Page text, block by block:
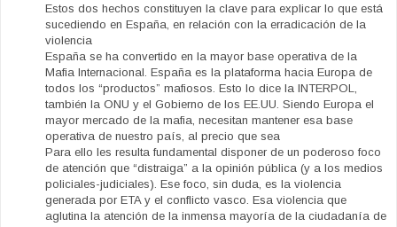
Estos dos hechos constituyen la clave para explicar lo que está
sucediendo en España, en relación con la erradicación de la
violencia
España se ha convertido en la mayor base operativa de la
Mafia Internacional. España es la plataforma hacia Europa de
todos los “productos” mafiosos. Esto lo dice la INTERPOL,
también la ONU y el Gobierno de los EE.UU. Siendo Europa el
mayor mercado de la mafia, necesitan mantener esa base
operativa de nuestro país, al precio que sea
Para ello les resulta fundamental disponer de un poderoso foco
de atención que “distraiga” a la opinión pública (y a los medios
policiales-judiciales). Ese foco, sin duda, es la violencia
generada por ETA y el conflicto vasco. Esa violencia que
aglutina la atención de la inmensa mayoría de la ciudadanía de